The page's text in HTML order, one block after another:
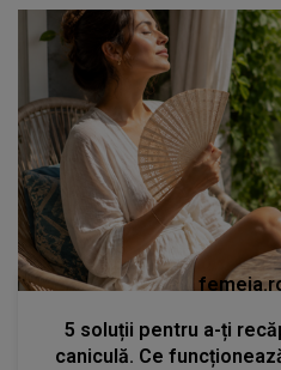
5 soluții pentru a-ți
caniculă. Ce